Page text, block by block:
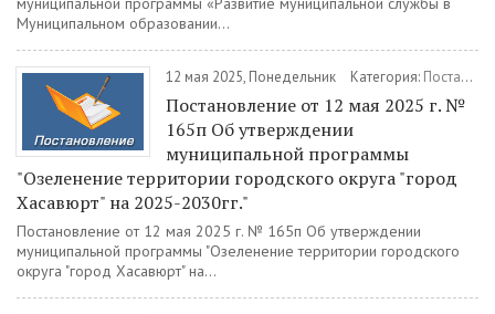
Муниципальном образовании...
12 мая 2025, Понедельник Категория: Постановления
Постановление от 12 мая 2025 г. №
165п Об утверждении
муниципальной программы
"Озеленение территории городского округа "город
Хасавюрт" на 2025-2030гг."
Постановление от 12 мая 2025 г. № 165п Об утверждении
муниципальной программы "Озеленение территории городского
округа "город Хасавюрт" на...